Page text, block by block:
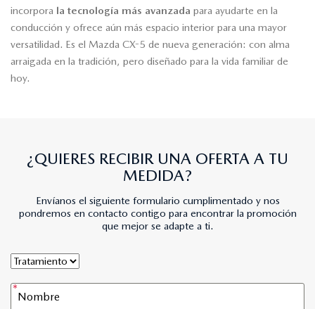
incorpora la tecnología más avanzada para ayudarte en la
conducción y ofrece aún más espacio interior para una mayor
versatilidad. Es el Mazda CX-5 de nueva generación: con alma
arraigada en la tradición, pero diseñado para la vida familiar de
hoy.
¿QUIERES RECIBIR UNA OFERTA A TU
MEDIDA?
Envíanos el siguiente formulario cumplimentado y nos
pondremos en contacto contigo para encontrar la promoción
que mejor se adapte a ti.